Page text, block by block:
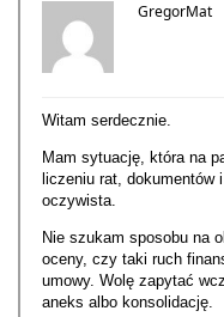
GregorMat
Witam serdecznie.
Mam sytuację, która na
liczeniu rat,
oczywista.
Nie szukam sposobu na
oceny, czy taki ruch
umowy. Wolę zapytać
aneks albo konsolidację.